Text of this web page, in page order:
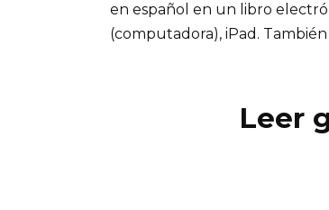
en español en un libro
(computadora), iPad.
Leer